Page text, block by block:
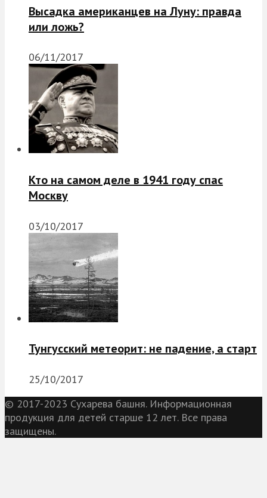
Высадка американцев на Луну: правда
или ложь?
06/11/2017
Кто на самом деле в 1941 году спас
Москву
03/10/2017
Тунгусский метеорит: не падение, а старт
25/10/2017
© 2017-2023 Сухарева башня. Информационная
продукция для детей старше 12 лет. Все права
защищены.